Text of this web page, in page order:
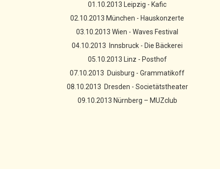
01.10.2013 Leipzig - Kafic
02.10.2013 München - Hauskonzerte
03.10.2013 Wien - Waves Festival
04.10.2013 Innsbruck - Die Bäckerei
05.10.2013 Linz - Posthof
07.10.2013 Duisburg - Grammatikoff
08.10.2013 Dresden - Societätstheater
09.10.2013 Nürnberg – MUZclub